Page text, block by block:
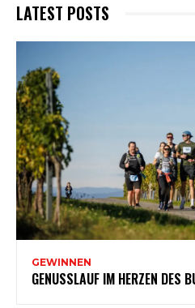
LATEST POSTS
GEWINNEN
GENUSSLAUF IM HERZEN DES